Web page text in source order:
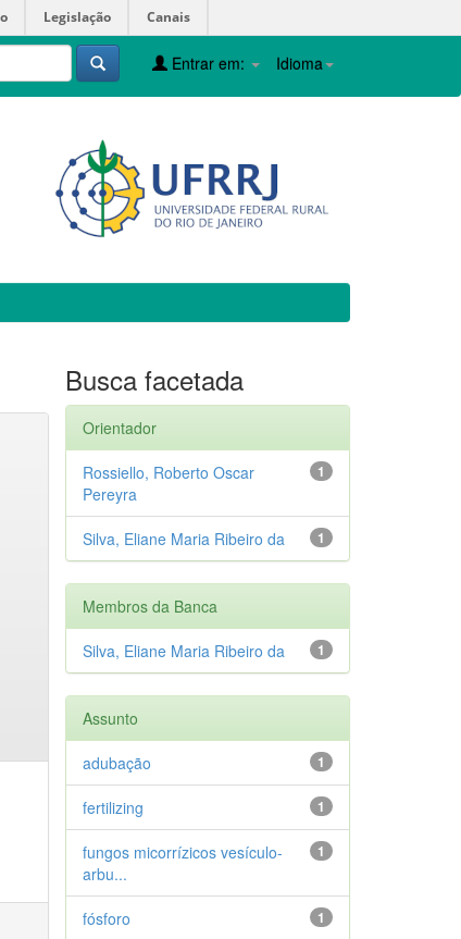
Legislação Canais
Idioma
Entrar em:
Busca facetada
Orientador
1
Rossiello, Roberto Oscar
Pereyra
1
Silva, Eliane Maria Ribeiro da
Membros da Banca
1
Silva, Eliane Maria Ribeiro da
Assunto
1
adubação
1
fertilizing
1
fungos micorrízicos vesículo-
arbu...
1
fósforo